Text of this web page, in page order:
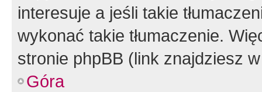
interesuje a jeśli takie
wykonać takie tłumaczenie.
stronie phpBB (link znajdziesz
Góra